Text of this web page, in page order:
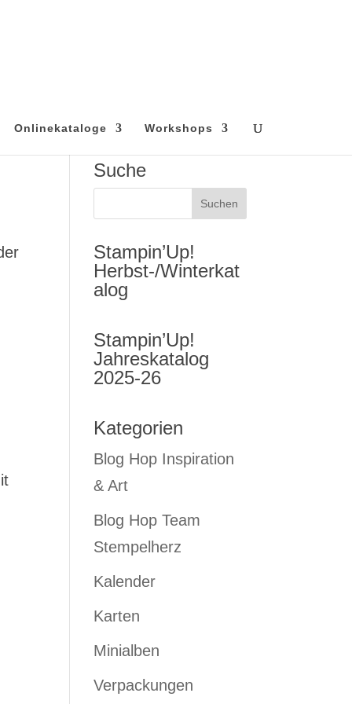
Onlinekataloge Workshops
Suche
Stampin’Up!
Herbst-/Winterkat
alog
Stampin’Up!
Jahreskatalog
2025-26
Kategorien
Blog Hop Inspiration
& Art
Blog Hop Team
Stempelherz
Kalender
Karten
Minialben
Verpackungen